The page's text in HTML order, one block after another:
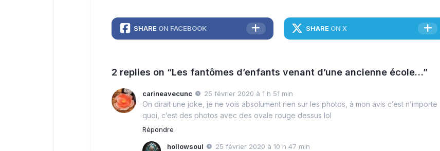
SHARE ON FACEBOOK SHARE ON X
2 replies on “Les fantômes d’enfants venant d’une ancienne école…”
carineavecunc 25 février 2020 à 1 h 51 min
On dirait une joke, je ne vois absolument rien sur les photos, à mon avis c’est n’importe
quoi, c’est des photos avec des ovale rouge dessus lol
Répondre
hollowsoul 25 février 2020 à 10 h 47 min